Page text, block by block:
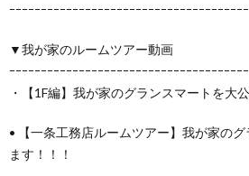
ｰｰｰｰｰｰｰｰｰｰｰｰｰｰｰｰｰｰｰｰｰｰｰｰｰｰｰｰｰｰｰｰｰｰｰｰｰ
▼我が家のルームツアー動画
ｰｰｰｰｰｰｰｰｰｰｰｰｰｰｰｰｰｰｰｰｰｰｰｰｰｰｰｰｰｰｰｰｰｰｰｰｰ
・【1F編】我が家のグランスマートを大
• 【一条工務店ルームツアー】我が家の
ます！！！